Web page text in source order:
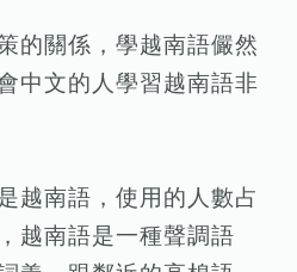
的關係，學越南語儼然
中文的人學習越南語非
越南語，使用的人數占
越南語是一種聲調語